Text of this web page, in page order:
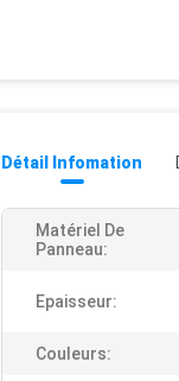
Détail Infomation
Matériel De
Panneau:
Epaisseur:
Couleurs: